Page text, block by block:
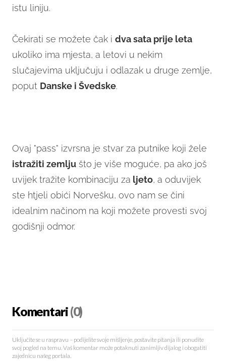
istu liniju.
Čekirati se možete čak i dva sata prije leta
ukoliko ima mjesta, a letovi u nekim
slučajevima uključuju i odlazak u druge zemlje,
poput Danske i Švedske.
Ovaj "pass" izvrsna je stvar za putnike koji žele
istražiti zemlju što je više moguće, pa ako još
uvijek tražite kombinaciju za ljeto, a oduvijek
ste htjeli obići Norvešku, ovo nam se čini
idealnim načinom na koji možete provesti svoj
godišnji odmor.
Komentari(0)
Uključite se u raspravu – podijelite svoje mišljenje, postavite pitanja ili ponudite
svoj pogled na temu. Vaš komentar može potaknuti zanimljiv dijalog i obogatiti
zajednicu našeg portala.